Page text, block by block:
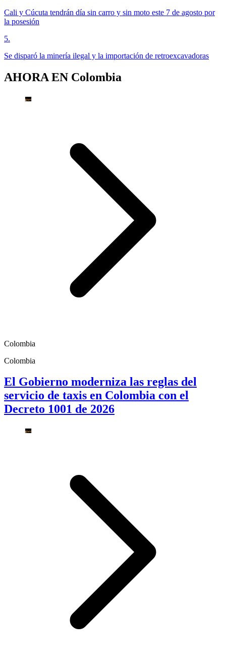
Cali y Cúcuta tendrán día sin carro y sin moto este 7 de agosto por
la posesión
5.
Se disparó la minería ilegal y la importación de retroexcavadoras
AHORA EN Colombia
Colombia
Colombia
El Gobierno moderniza las reglas del
servicio de taxis en Colombia con el
Decreto 1001 de 2026